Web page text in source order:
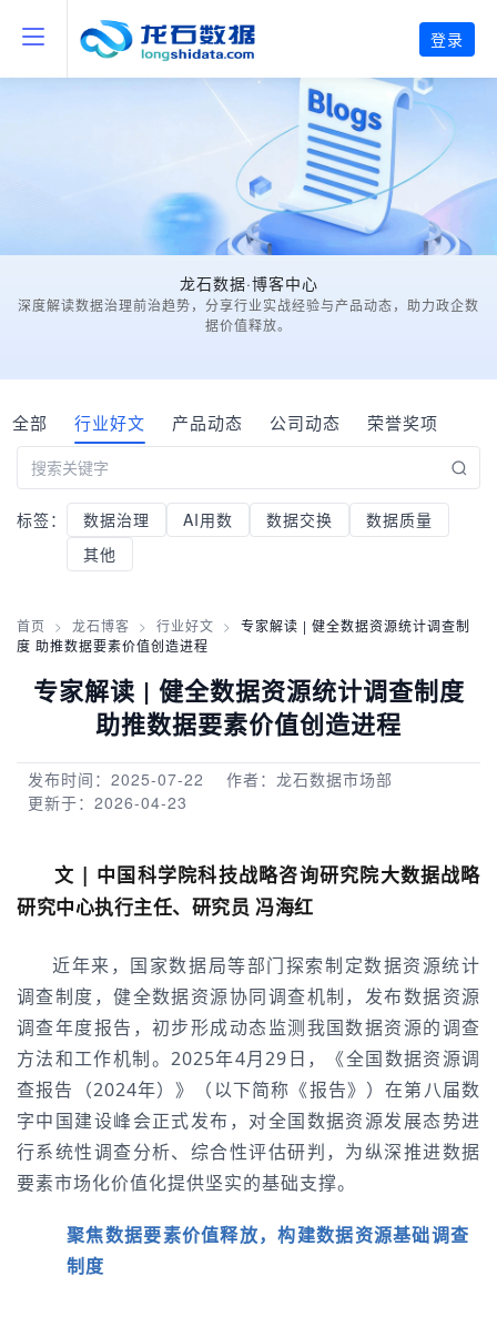
龙石数据·博客中心
深度解读数据治理前治趋势，分享行业实战经验与产品动态，助力政企数
据价值释放。
全部 行业好文 产品动态 公司动态 荣誉奖项
标签： 数据治理 AI用数 数据交换
数据质量
其他
首页 > 龙石博客 > 行业好文 >
专家解读 | 健全数据资源统计调查制
度 助推数据要素价值创造进程
专家解读 | 健全数据资源统计调查制度
助推数据要素价值创造进程
发布时间：2025-07-22
作者：龙石数据市场部
更新于：2026-04-23
文 | 中国科学院科技战略咨询研究院大数据战略
研究中心执行主任、研究员 冯海红
近年来，国家数据局等部门探索制定数据资源统计
调查制度，健全数据资源协同调查机制，发布数据资源
调查年度报告，初步形成动态监测我国数据资源的调查
方法和工作机制。2025年4月29日，《全国数据资源调
查报告（2024年）》（以下简称《报告》）在第八届数
字中国建设峰会正式发布，对全国数据资源发展态势进
行系统性调查分析、综合性评估研判，为纵深推进数据
要素市场化价值化提供坚实的基础支撑。
聚焦数据要素价值释放，构建数据资源基础调查
制度
登录